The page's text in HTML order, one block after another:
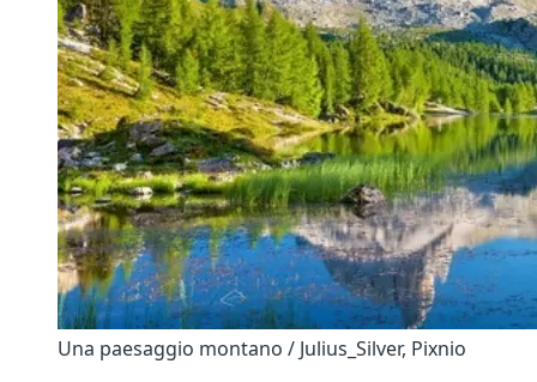
Una paesaggio montano / Julius_Silver, Pixnio